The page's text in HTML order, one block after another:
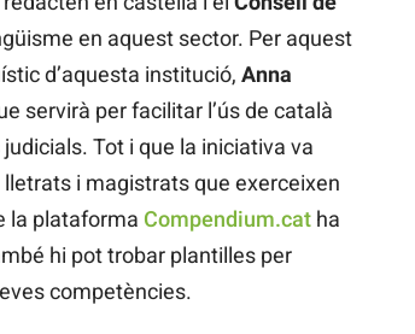
en aquest sector. Per aquest
d’aquesta institució, Anna
servirà per facilitar l’ús de català
Tot i que la iniciativa va
i magistrats que exerceixen
la plataforma Compendium.catha
hi pot trobar plantilles per
competències.